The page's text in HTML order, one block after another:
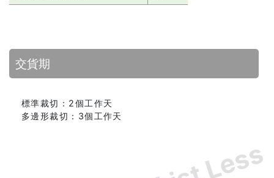
交貨期
標準裁切：2個工作天
多邊形裁切：3個工作天